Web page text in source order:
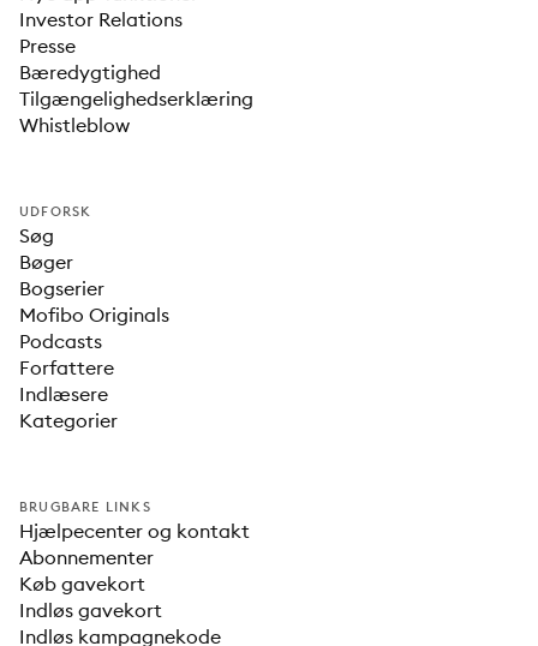
Investor Relations
Presse
Bæredygtighed
Tilgængelighedserklæring
Whistleblow
UDFORSK
Søg
Bøger
Bogserier
Mofibo Originals
Podcasts
Forfattere
Indlæsere
Kategorier
BRUGBARE LINKS
Hjælpecenter og kontakt
Abonnementer
Køb gavekort
Indløs gavekort
Indløs kampagnekode